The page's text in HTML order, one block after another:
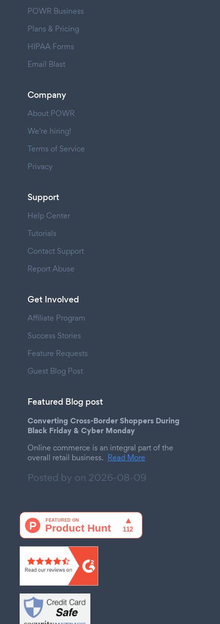
POWR Business
Plans & Pricing
HIPAA Forms
Email Blast
Company
About POWR
We're hiring!
Terms of Service
Privacy
Support
Help Center
Tutorials
Contact Support
Report Abuse
Get Involved
Affiliate Program
Success Stories
Feature Requests
Guest Blog Post
Featured Blog post
Converting Cross-Border Shoppers During
Black Friday & Cyber Monday
Online commerce is an integral part of the
overall retail business. Read More
Posted by on 2026-08-09